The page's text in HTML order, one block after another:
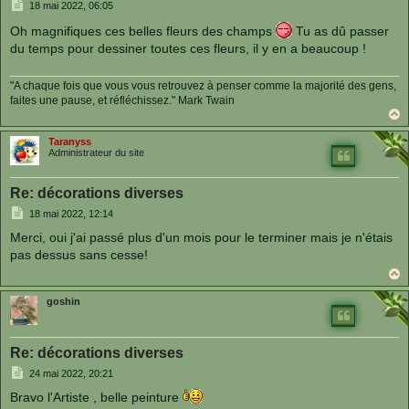
M
s
a
18 mai 2022, 06:05
Oh magnifiques ces belles fleurs des champs
Tu as dû passer
du temps pour dessiner toutes ces fleurs, il y en a beaucoup !
"A chaque fois que vous vous retrouvez à penser comme la majorité des gens,
faites une pause, et réfléchissez." Mark Twain
a
u
t
Taranyss
Administrateur du site
Re: décorations diverses
M
s
a
18 mai 2022, 12:14
Merci, oui j'ai passé plus d'un mois pour le terminer mais je n'étais
pas dessus sans cesse!
a
u
t
goshin
Re: décorations diverses
M
s
24 mai 2022, 20:21
Bravo l'Artiste , belle peinture